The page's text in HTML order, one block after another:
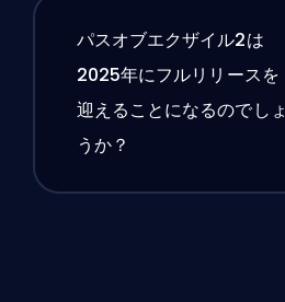
パスオブエクザイル2は
2025年にフルリリースを
迎えることになるのでしょ
うか？